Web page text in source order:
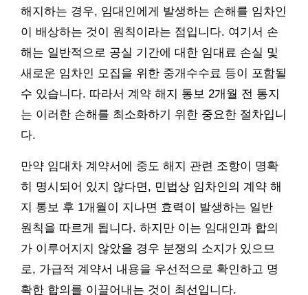
해지하는 경우, 임대인에게 발생하는 손해를 임차인
이 배상하는 것이 원칙이라는 점입니다. 여기서 손
해는 일반적으로 공실 기간에 대한 임대료 손실 및
새로운 임차인 모집을 위한 중개수수료 등이 포함될
수 있습니다. 따라서 계약 해지 통보 2개월 전 통지
는 이러한 손해를 최소화하기 위한 중요한 절차입니
다.
만약 임대차 계약서에 중도 해지 관련 조항이 명확
히 명시되어 있지 않다면, 민법상 임차인의 계약 해
지 통보 후 1개월이 지나면 효력이 발생하는 일반
원칙을 따르게 됩니다. 하지만 이는 임대인과 합의
가 이루어지지 않았을 경우 분쟁의 소지가 있으므
로, 가급적 계약서 내용을 우선적으로 확인하고 명
확한 합의를 이끌어내는 것이 최선입니다.